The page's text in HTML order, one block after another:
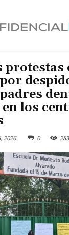
protestas
los
2026 0 283